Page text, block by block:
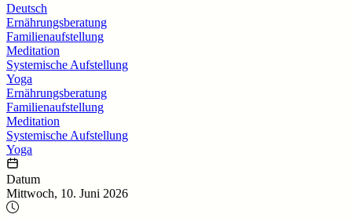
Deutsch
Ernährungsberatung
Familienaufstellung
Meditation
Systemische Aufstellung
Yoga
Ernährungsberatung
Familienaufstellung
Meditation
Systemische Aufstellung
Yoga
Datum
Mittwoch, 10. Juni 2026